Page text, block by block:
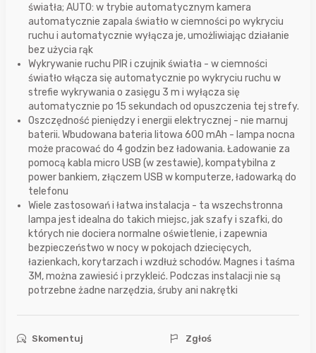
światła; AUTO: w trybie automatycznym kamera
automatycznie zapala światło w ciemności po wykryciu
ruchu i automatycznie wyłącza je, umożliwiając działanie
bez użycia rąk
Wykrywanie ruchu PIR i czujnik światła - w ciemności
światło włącza się automatycznie po wykryciu ruchu w
strefie wykrywania o zasięgu 3 m i wyłącza się
automatycznie po 15 sekundach od opuszczenia tej strefy.
Oszczędność pieniędzy i energii elektrycznej - nie marnuj
baterii. Wbudowana bateria litowa 600 mAh - lampa nocna
może pracować do 4 godzin bez ładowania. Ładowanie za
pomocą kabla micro USB (w zestawie), kompatybilna z
power bankiem, złączem USB w komputerze, ładowarką do
telefonu
Wiele zastosowań i łatwa instalacja - ta wszechstronna
lampa jest idealna do takich miejsc, jak szafy i szafki, do
których nie dociera normalne oświetlenie, i zapewnia
bezpieczeństwo w nocy w pokojach dziecięcych,
łazienkach, korytarzach i wzdłuż schodów. Magnes i taśma
3M, można zawiesić i przykleić. Podczas instalacji nie są
potrzebne żadne narzędzia, śruby ani nakrętki
Skomentuj Zgłoś